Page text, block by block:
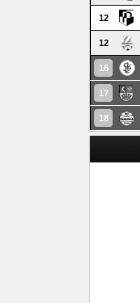
12
12
16
17
18